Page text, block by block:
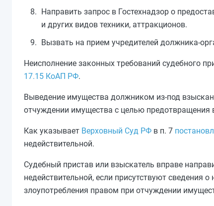
Направить запрос в Гостехнадзор о
и других видов техники, аттракционов.
Вызвать на прием учредителей должника-
Неисполнение законных требований судебного
17.15 КоАП РФ.
Выведение имущества должником из-под
отчуждении имущества с целью
Как указывает Верховный Суд РФ в п. 7
недействительной.
Судебный пристав или взыскатель вправе
недействительной, если присутствуют сведения
злоупотребления правом при отчуждении